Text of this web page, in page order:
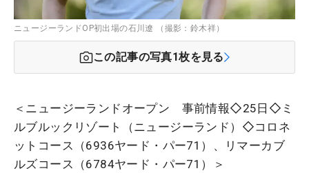
ニュージーランドOP初出場の石川遼 （撮影：鈴木祥）
この記事の写真1枚を見る
＜ニュージーランドオープン 事前情報◇25日◇ミ
ルブルックリゾート（ニュージーランド）◇コロネ
ットコース（6936ヤード・パー71）、リマーカブ
ルズコース（6784ヤード・パー71）＞